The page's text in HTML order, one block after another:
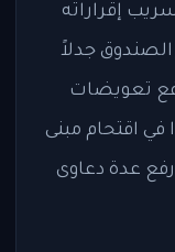
إقراراته
جدلاً
تعويضات
اقتحام مبنى
ما أدى إلى رفع عدة دعاوى